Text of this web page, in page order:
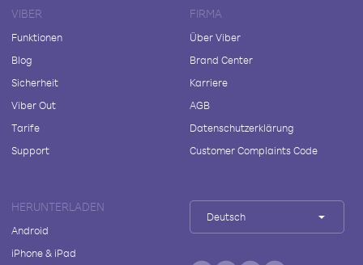
VIBER
Funktionen
Blog
Sicherheit
Viber Out
Tarife
Support
FIRMA
Über Viber
Brand Center
Karriere
AGB
Datenschutzerklärung
Customer Complaints Code
HERUNTERLADEN
Android
iPhone & iPad
Deutsch